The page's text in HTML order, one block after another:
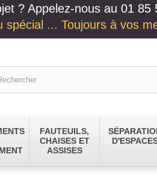
? Appelez-nous au 01 85
spécial ... Toujours à vos
FAUTEUILS,
CHAISES ET
ASSISES